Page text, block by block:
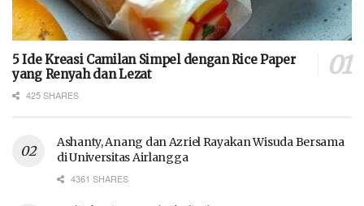
5 Ide Kreasi Camilan Simpel dengan Rice Paper
yang Renyah dan Lezat
425 SHARES
Ashanty, Anang dan Azriel Rayakan Wisuda Bersama
di Universitas Airlangga
4361 SHARES